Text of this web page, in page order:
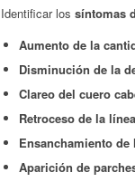
Identificar los síntomas
Aumento de la
Disminución de la
Clareo del cuero
Retroceso de la
Ensanchamiento
Aparición de